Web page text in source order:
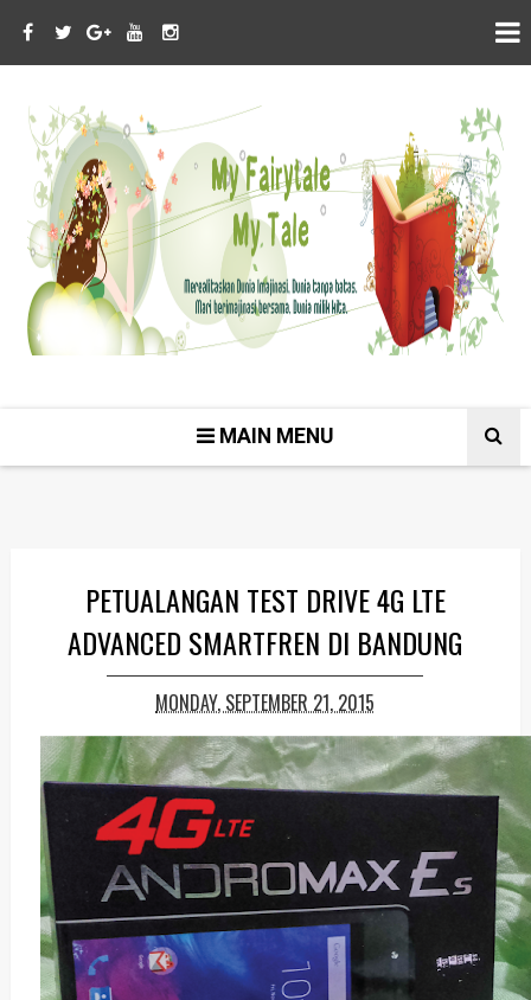
MAIN MENU
PETUALANGAN TEST DRIVE 4G LTE
ADVANCED SMARTFREN DI BANDUNG
MONDAY, SEPTEMBER 21, 2015